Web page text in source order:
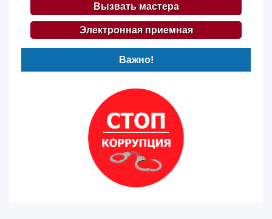
Вызвать мастера
Электронная приемная
Важно!